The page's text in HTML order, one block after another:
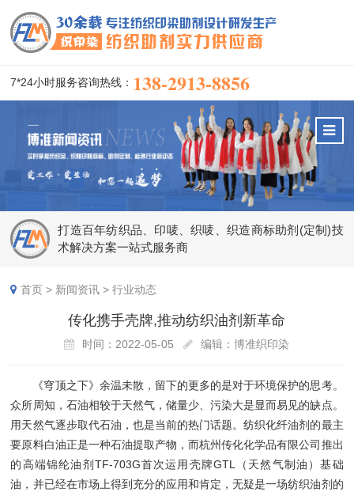
7*24小时服务咨询热线： 138-2913-8856
打造百年纺织品、印唛、织唛、织造商标助剂(定制)技
术解决方案一站式服务商
首页 > 新闻资讯 >行业动态
传化携手壳牌,推动纺织油剂新革命
时间：2022-05-05 编辑：博准织印染
《穹顶之下》余温未散，留下的更多的是对于环境保护的思考。
众所周知，石油相较于天然气，储量少、污染大是显而易见的缺点。
用天然气逐步取代石油，也是当前的热门话题。纺织化纤油剂的最主
要原料白油正是一种石油提取产物，而杭州传化化学品有限公司推出
的高端锦纶油剂TF-703G首次运用壳牌GTL（天然气制油）基础
油，并已经在市场上得到充分的应用和肯定，无疑是一场纺织油剂的